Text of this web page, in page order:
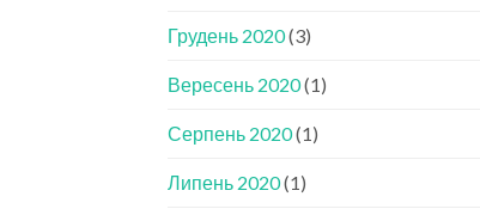
Грудень 2020(3)
Вересень 2020(1)
Серпень 2020(1)
Липень 2020(1)